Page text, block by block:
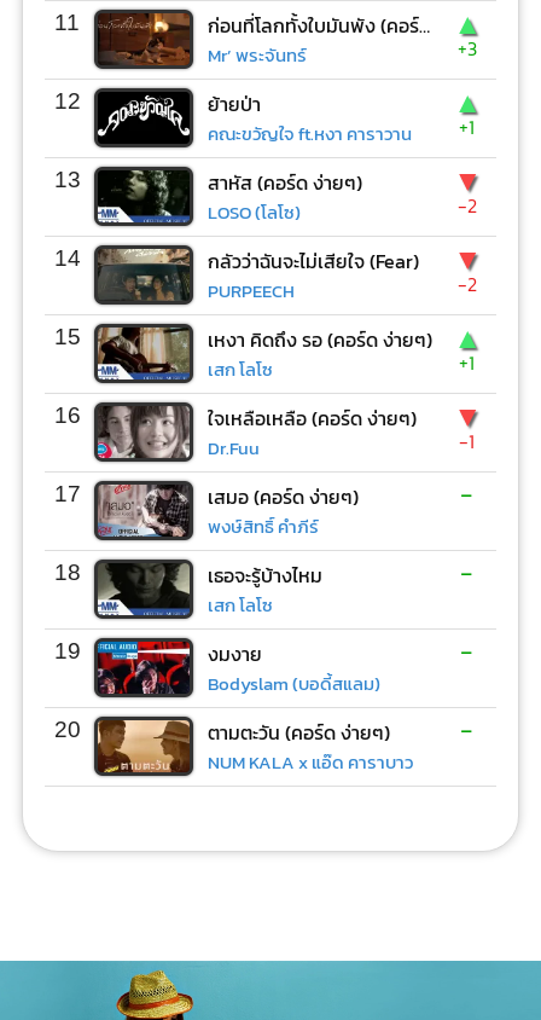
11 ก่อนที่โลกทั้งใบมันพัง (คอร์ด ง่ายๆ)
Mr’ พระจันทร์
▲
+3
12 ย้ายป่า
คณะขวัญใจ ft.หงา คาราวาน
▲
+1
13 สาหัส (คอร์ด ง่ายๆ)
LOSO (โลโซ)
▼
-2
14 กลัวว่าฉันจะไม่เสียใจ (Fear)
PURPEECH
▼
-2
15 เหงา คิดถึง รอ (คอร์ด ง่ายๆ)
เสก โลโซ
▲
+1
16 ใจเหลือเหลือ (คอร์ด ง่ายๆ)
Dr.Fuu
▼
-1
17 เสมอ (คอร์ด ง่ายๆ)
พงษ์สิทธิ์ คำภีร์
-
18 เธอจะรู้บ้างไหม
เสก โลโซ
-
19 งมงาย
Bodyslam (บอดี้สแลม)
-
20 ตามตะวัน (คอร์ด ง่ายๆ)
NUM KALA x แอ๊ด คาราบาว
-